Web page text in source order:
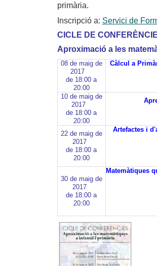
primària.
Inscripció a: Servici de
CICLE DE
Aproximació a les
08 de maig de
2017
de 18:00 a
20:00
Càlcul a
10 de maig de
2017
de 18:00 a
20:00
22 de maig de
2017
de 18:00 a
20:00
Artefactes i
30 de maig de
2017
de 18:00 a
20:00
Matemàtiques